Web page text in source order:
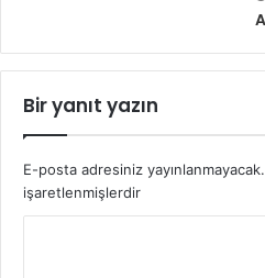
Bir yanıt yazın
E-posta adresiniz yayınlanmayacak.
işaretlenmişlerdir